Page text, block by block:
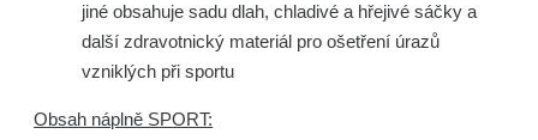
jiné obsahuje sadu dlah, chladivé a hřejivé sáčky a
další zdravotnický materiál pro ošetření úrazů
vzniklých při sportu
Obsah náplně SPORT: